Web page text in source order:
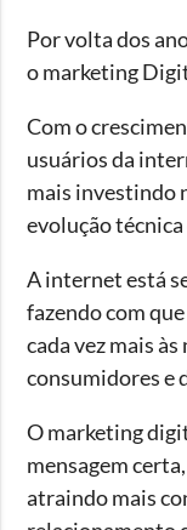
Por volta dos
o marketing
Com o
usuários da
mais investindo
evolução técnica
A internet está
fazendo com
cada vez mais
consumidores e
O marketing
mensagem
atraindo mais